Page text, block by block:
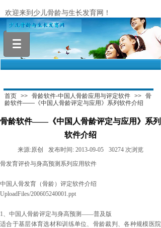
欢迎来到少儿骨龄与生长发育网！
首页 >> 骨龄软件-中国人骨龄应用与评定软件 >> 骨
龄软件——《中国人骨龄评定与应用》系列软件介绍
骨龄软件——《中国人骨龄评定与应用》系列
软件介绍
来源:原创 发布时间: 2013-09-05 30274 次浏览
骨发育评价与身高预测系列应用软件
中国人骨发育（骨龄）评定软件介绍
UploadFiles/200605240001.ppt
1、中国人骨龄评定与身高预测——普及版
适合于基层体育选材和训练单位、骨龄裁判、各种规模医院